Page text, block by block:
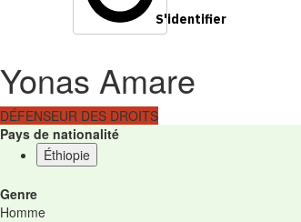
S'identifier
Yonas Amare
DÉFENSEUR DES DROITS
Pays de nationalité
Éthiopie
Genre
Homme